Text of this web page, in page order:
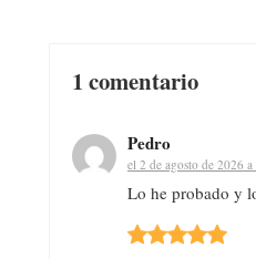
1 comentario
Pedro
el 2 de agosto de 2026 a
Lo he probado y